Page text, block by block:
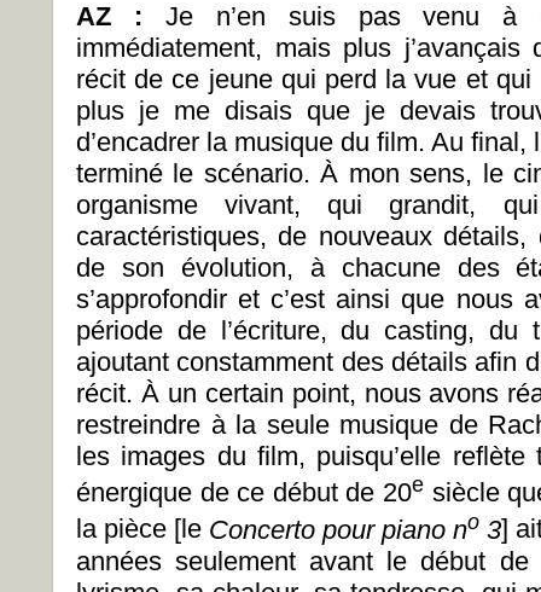
AZ : Je n’en suis pas venu à
immédiatement, mais plus
récit de ce jeune qui perd la vue et
plus je me disais que je devais
d’encadrer la musique du film. Au final,
terminé le scénario. À mon sens, le
organisme vivant, qui grandit,
caractéristiques, de nouveaux
de son évolution, à chacune des
s’approfondir et c’est ainsi que nous
période de l’écriture, du casting, du
ajoutant constamment des détails afin
récit. À un certain point, nous avons
restreindre à la seule musique de
les images du film, puisqu’elle
énergique de ce début de 20esiècle
la pièce [le Concerto pour piano no 3]
années seulement avant le début